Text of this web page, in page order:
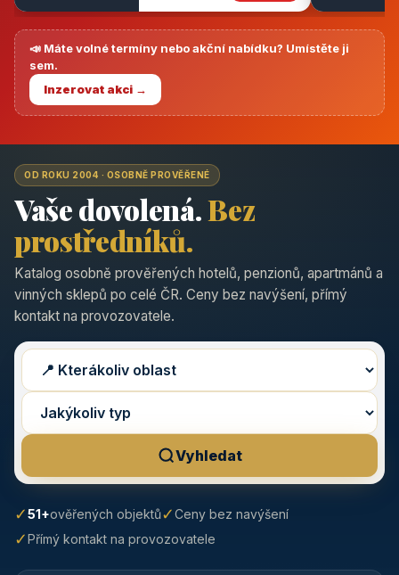
📣 Máte volné termíny nebo akční nabídku? Umístěte ji
sem.
Inzerovat akci →
OD ROKU 2004 · OSOBNĚ PROVĚŘENÉ
Vaše dovolená.Bez
prostředníků.
Katalog osobně prověřených hotelů, penzionů, apartmánů a
vinných sklepů po celé ČR. Ceny bez navýšení, přímý
kontakt na provozovatele.
Vyhledat
✓51+ověřených objektů✓Ceny bez navýšení
✓Přímý kontakt na provozovatele